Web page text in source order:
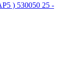
) 530050 25 -